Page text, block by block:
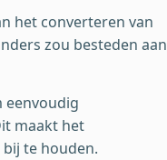
het converteren van
zou besteden aan
eenvoudig
maakt het
te houden.